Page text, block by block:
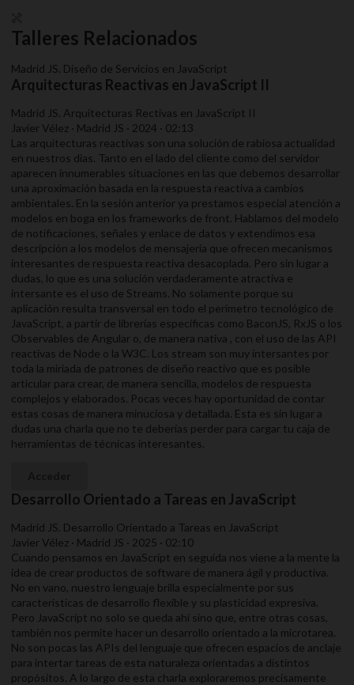
Talleres Relacionados
Madrid JS. Diseño de Servicios en JavaScript
Arquitecturas Reactivas en JavaScript II
Madrid JS. Arquitecturas Rectivas en JavaScript II
Javier Vélez · Madrid JS · 2024 · 02:13
Las arquitecturas reactivas son una solución de rabiosa actualidad
en nuestros dias. Tanto en el lado del cliente como del servidor
aparecen innumerables situaciones en las que debemos desarrollar
una aproximación basada en la respuesta reactiva a cambios
ambientales. En la sesión anterior ya prestamos especial atención a
modelos en boga en los frameworks de front. Hablamos del modelo
de notificaciones, señales y enlace de datos y extendimos esa
descripción a los modelos de mensajería que ofrecen mecanismos
interesantes de respuesta reactiva desacoplada. Pero sin lugar a
dudas, lo que es una solución verdaderamente atractiva e
intersante es el uso de Streams. No solamente porque su
aplicación resulta transversal en todo el perímetro tecnológico de
JavaScript, a partir de librerías especificas como BaconJS, RxJS o los
Observables de Angular o, de manera nativa , con el uso de las API
reactivas de Node o la W3C. Los stream son muy intersantes por
toda la miriada de patrones de diseño reactivo que es posible
articular para crear, de manera sencilla, modelos de respuesta
complejos y elaborados. Pocas veces hay oportunidad de contar
estas cosas de manera minuciosa y detallada. Esta es sin lugar a
dudas una charla que no te deberías perder para cargar tu caja de
herramientas de técnicas interesantes.
Desarrollo Orientado a Tareas en JavaScript
Madrid JS. Desarrollo Orientado a Tareas en JavaScript
Javier Vélez · Madrid JS · 2025 · 02:10
Cuando pensamos en JavaScript en seguida nos viene a la mente la
idea de crear productos de software de manera ágil y productiva.
No en vano, nuestro lenguaje brilla especialmente por sus
caracteristicas de desarrollo flexible y su plasticidad expresiva.
Pero JavaScript no solo se queda ahí sino que, entre otras cosas,
también nos permite hacer un desarrollo orientado a la microtarea.
No son pocas las APIs del lenguaje que ofrecen espacios de anclaje
para intertar tareas de esta naturaleza orientadas a distintos
propósitos. A lo largo de esta charla exploraremos precisamente